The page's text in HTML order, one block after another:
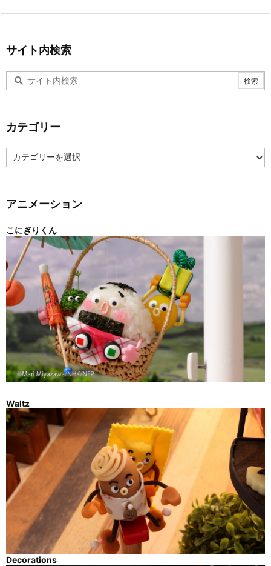
サイト内検索
カテゴリー
テ
ー
アニメーション
こにぎりくん
Waltz
Decorations